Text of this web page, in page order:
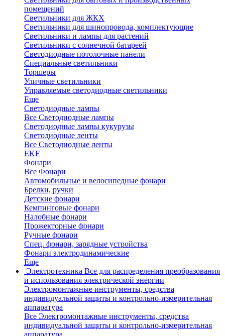
помещений
Светильники для ЖКХ
Светильники для шинопровода, комплектующие
Светильники и лампы для растений
Светильники с солнечной батареей
Светодиодные потолочные панели
Специальные светильники
Торшеры
Уличные светильники
Управляемые светодиодные светильники
Еще
Светодиодные лампы
Все Светодиодные лампы
Светодиодные лампы кукурузы
Светодиодные ленты
Все Светодиодные ленты
EKF
Фонари
Все Фонари
Автомобильные и велосипедные фонари
Брелки, ручки
Детские фонари
Кемпинговые фонари
Налобные фонари
Прожекторные фонари
Ручные фонари
Спец. фонари, зарядные устройства
Фонари электродинамические
Еще
Электротехника Все для распределения преобразования
и использования электрической энергии
Электромонтажные инструменты, средства
индивидуальной защиты и контрольно-измерительная
аппаратура
Все Электромонтажные инструменты, средства
индивидуальной защиты и контрольно-измерительная
аппаратура